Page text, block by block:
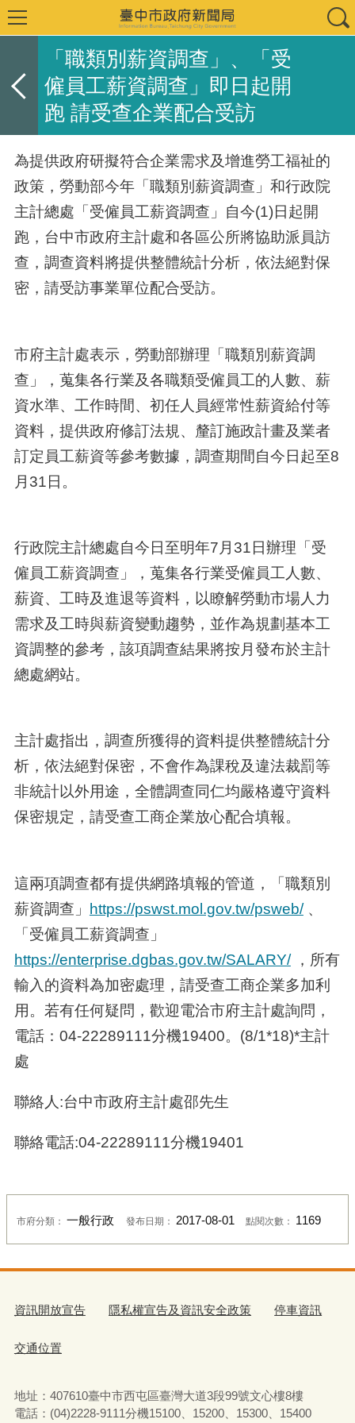
「職類別薪資調查」、「受
僱員工薪資調查」即日起開
跑 請受查企業配合受訪
為提供政府研擬符合企業需求及增進勞工福祉的
政策，勞動部今年「職類別薪資調查」和行政院
主計總處「受僱員工薪資調查」自今(1)日起開
跑，台中市政府主計處和各區公所將協助派員訪
查，調查資料將提供整體統計分析，依法絕對保
密，請受訪事業單位配合受訪。
市府主計處表示，勞動部辦理「職類別薪資調
查」，蒐集各行業及各職類受僱員工的人數、薪
資水準、工作時間、初任人員經常性薪資給付等
資料，提供政府修訂法規、釐訂施政計畫及業者
訂定員工薪資等參考數據，調查期間自今日起至8
月31日。
行政院主計總處自今日至明年7月31日辦理「受
僱員工薪資調查」，蒐集各行業受僱員工人數、
薪資、工時及進退等資料，以瞭解勞動市場人力
需求及工時與薪資變動趨勢，並作為規劃基本工
資調整的參考，該項調查結果將按月發布於主計
總處網站。
主計處指出，調查所獲得的資料提供整體統計分
析，依法絕對保密，不會作為課稅及違法裁罰等
非統計以外用途，全體調查同仁均嚴格遵守資料
保密規定，請受查工商企業放心配合填報。
這兩項調查都有提供網路填報的管道，「職類別
薪資調查」 https://pswst.mol.gov.tw/psweb/、
「受僱員工薪資調查」
https://enterprise.dgbas.gov.tw/SALARY/，所有
輸入的資料為加密處理，請受查工商企業多加利
用。若有任何疑問，歡迎電洽市府主計處詢問，
電話：04-22289111分機19400。(8/1*18)*主計
處
聯絡人:台中市政府主計處邵先生
聯絡電話:04-22289111分機19401
市府分類： 一般行政 發布日期： 2017-08-01 點閱次數： 1169
資訊開放宣告 隱私權宣告及資訊安全政策 停車資訊
交通位置
地址：407610臺中市西屯區臺灣大道3段99號文心樓8樓
電話：(04)2228-9111分機15100、15200、15300、15400